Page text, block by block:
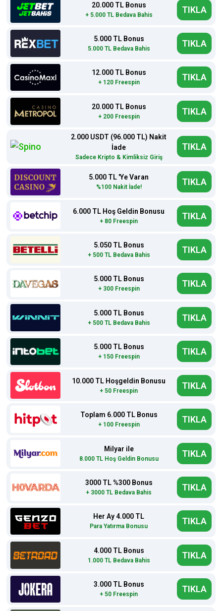
20.000 TL Bonus
+ 5.000 TL Bedava Bahis TIKLA
5.000 TL Bonus
5.000 TL Bedava Bahis TIKLA
12.000 TL Bonus
+ 120 Freespin TIKLA
20.000 TL Bonus
+ 200 Freespin TIKLA
2.000 USDT (96.000 TL) Nakit
İade
Sadece Kripto & Kimliksiz Giriş
TIKLA
5.000 TL 'Ye Varan
%100 Nakit İade! TIKLA
6.000 TL Hoş Geldin Bonusu
+ 80 Freespin TIKLA
5.050 TL Bonus
+ 500 TL Bedava Bahis TIKLA
5.000 TL Bonus
+ 300 Freespin TIKLA
5.000 TL Bonus
+ 500 TL Bedava Bahis TIKLA
5.000 TL Bonus
+ 150 Freespin TIKLA
10.000 TL Hoşgeldin Bonusu
+ 50 Freespin TIKLA
Toplam 6.000 TL Bonus
+ 100 Freespin TIKLA
Milyar ile
8.000 TL Hoş Geldin Bonusu TIKLA
3000 TL %300 Bonus
+ 3000 TL Bedava Bahis TIKLA
Her Ay 4.000 TL
Para Yatırma Bonusu TIKLA
4.000 TL Bonus
1.000 TL Bedava Bahis TIKLA
3.000 TL Bonus
+ 50 Freespin TIKLA